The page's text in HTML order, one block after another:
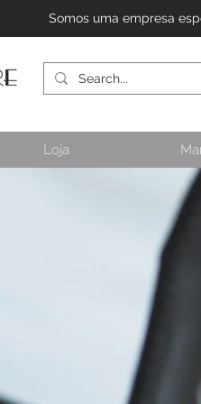
Somos uma empresa
Loja